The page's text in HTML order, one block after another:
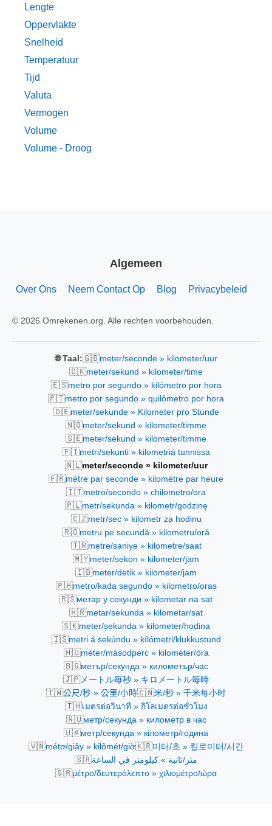
Lengte
Oppervlakte
Snelheid
Temperatuur
Tijd
Valuta
Vermogen
Volume
Volume - Droog
Algemeen
Over Ons Neem Contact Op Blog Privacybeleid
© 2026 Omrekenen.org. Alle rechten voorbehouden.
🌐 Taal:🇬🇧meter/seconde » kilometer/uur
🇩🇰meter/sekund » kilometer/time
🇪🇸metro por segundo » kilómetro por hora
🇵🇹metro por segundo » quilômetro por hora
🇩🇪meter/sekunde » Kilometer pro Stunde
🇳🇴meter/sekund » kilometer/timme
🇸🇪meter/sekund » kilometer/timme
🇫🇮metri/sekunti » kilometriä tunnissa
🇳🇱meter/seconde » kilometer/uur
🇫🇷mètre par seconde » kilomètre par heure
🇮🇹metro/secondo » chilometro/ora
🇵🇱metr/sekunda » kilometr/godzinę
🇨🇿metr/sec » kilometr za hodinu
🇷🇴metru pe secundă » kilometru/oră
🇹🇷metre/saniye » kilometre/saat
🇲🇾meter/sekon » kilometer/jam
🇮🇩meter/detik » kilometer/jam
🇵🇭metro/kada segundo » kilometro/oras
🇷🇸метар у секунди » kilometar na sat
🇭🇷metar/sekunda » kilometar/sat
🇸🇰meter/sekunda » kilometer/hodina
🇮🇸metri á sekúndu » kílómetri/klukkustund
🇭🇺méter/másodperc » kilométer/óra
🇧🇬метър/секунда » километър/час
🇯🇵メートル毎秒 » キロメートル毎時
🇹🇼公尺/秒 » 公里/小時🇨🇳米/秒 » 千米每小时
🇹🇭เมตรต่อวินาที » กิโลเมตรต่อชั่วโมง
🇷🇺метр/секунда » километр в час
🇺🇦метр/секунда » кілометр/година
🇻🇳métơ/giây » kilômét/giờ🇰🇷미터/초 » 킬로미터/시간
🇸🇦متر/ثانية » كيلومتر في الساعة
🇬🇷μέτρο/δευτερόλεπτο » χιλιομέτρο/ώρα